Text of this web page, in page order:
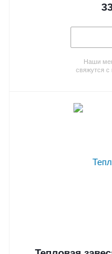
Наши
свяжутся с